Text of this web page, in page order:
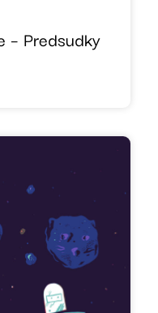
– Predsudky